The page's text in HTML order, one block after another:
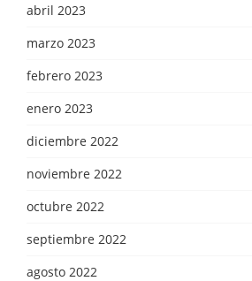
abril 2023
marzo 2023
febrero 2023
enero 2023
diciembre 2022
noviembre 2022
octubre 2022
septiembre 2022
agosto 2022